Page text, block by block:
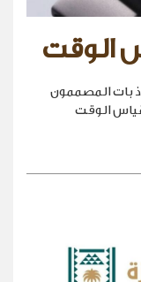
الوقت
بات المصممون
الوقت